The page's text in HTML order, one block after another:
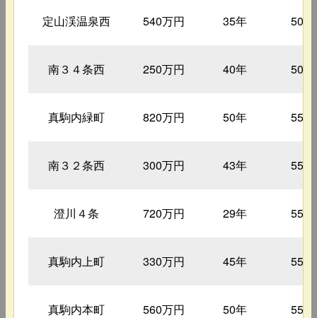
定山渓温泉西 540万円 35年 50㎡
南３４条西 250万円 40年 50㎡
真駒内緑町 820万円 50年 55㎡
南３２条西 300万円 43年 55㎡
澄川４条 720万円 29年 55㎡
真駒内上町 330万円 45年 55㎡
真駒内本町 560万円 50年 55㎡